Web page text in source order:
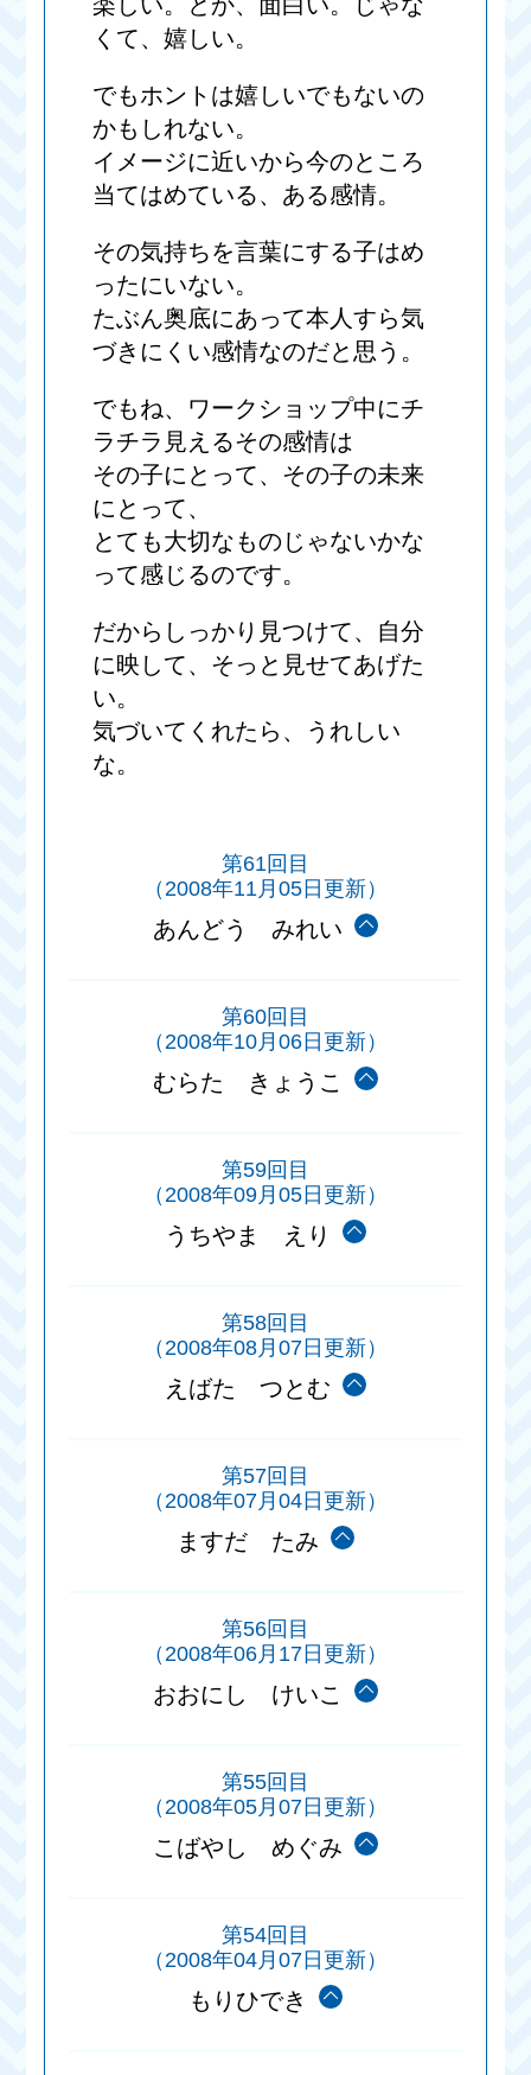
くて、嬉しい。
でもホントは嬉しいでもないの
かもしれない。
イメージに近いから今のところ
当てはめている、ある感情。
その気持ちを言葉にする子はめ
ったにいない。
たぶん奥底にあって本人すら気
づきにくい感情なのだと思う。
でもね、ワークショップ中にチ
ラチラ見えるその感情は
その子にとって、その子の未来
にとって、
とても大切なものじゃないかな
って感じるのです。
だからしっかり見つけて、自分
に映して、そっと見せてあげた
い。
気づいてくれたら、うれしい
な。
第61回目
（2008年11月05日更新）
あんどう みれい
第60回目
（2008年10月06日更新）
むらた きょうこ
第59回目
（2008年09月05日更新）
うちやま えり
第58回目
（2008年08月07日更新）
えばた つとむ
第57回目
（2008年07月04日更新）
ますだ たみ
第56回目
（2008年06月17日更新）
おおにし けいこ
第55回目
（2008年05月07日更新）
こばやし めぐみ
第54回目
（2008年04月07日更新）
もりひでき